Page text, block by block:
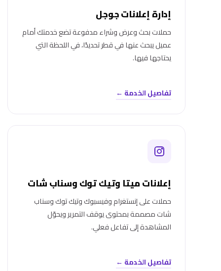
إدارة إعلانات جوجل
حملات بحث وعرض وشراء مدفوعة تضع خدمتك أمام
عميل يبحث عنها في قطر تحديدًا، في اللحظة التي
يحتاجها فيها.
تفاصيل الخدمة ←
إعلانات ميتا وتيك توك وسناب شات
حملات على إنستغرام وفيسبوك وتيك توك وسناب
شات مصممة بمحتوى يوقف التمرير ويحوّل
المشاهدة إلى تفاعل فعلي.
تفاصيل الخدمة ←